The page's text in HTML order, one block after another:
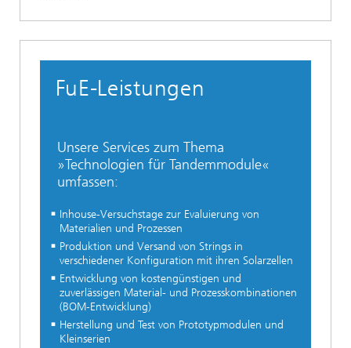
FuE-Leistungen
Unsere Services zum Thema
»Technologien für Tandemmodule«
umfassen:
Inhouse-Versuchstage zur Evaluierung von
Materialien und Prozessen
Produktion und Versand von Strings in
verschiedener Konfiguration mit ihren Solarzellen
Entwicklung von kostengünstigen und
zuverlässigen Material- und Prozesskombinationen
(BOM-Entwicklung)
Herstellung und Test von Prototypmodulen und
Kleinserien